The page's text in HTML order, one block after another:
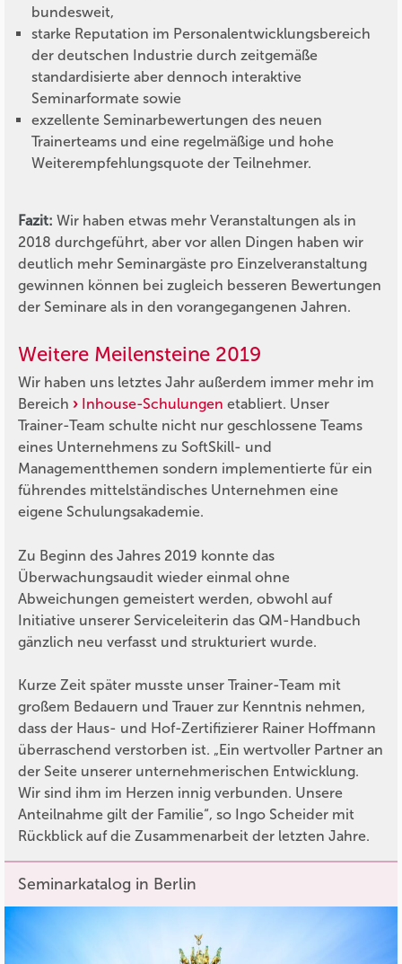
bundesweit,
starke Reputation im Personalentwicklungsbereich
der deutschen Industrie durch zeitgemäße
standardisierte aber dennoch interaktive
Seminarformate sowie
exzellente Seminarbewertungen des neuen
Trainerteams und eine regelmäßige und hohe
Weiterempfehlungsquote der Teilnehmer.
Fazit: Wir haben etwas mehr Veranstaltungen als in
2018 durchgeführt, aber vor allen Dingen haben wir
deutlich mehr Seminargäste pro Einzelveranstaltung
gewinnen können bei zugleich besseren Bewertungen
der Seminare als in den vorangegangenen Jahren.
Weitere Meilensteine 2019
Wir haben uns letztes Jahr außerdem immer mehr im
Bereich
Inhouse-Schulungen etabliert. Unser
Trainer-Team schulte nicht nur geschlossene Teams
eines Unternehmens zu SoftSkill- und
Managementthemen sondern implementierte für ein
führendes mittelständisches Unternehmen eine
eigene Schulungsakademie.
Zu Beginn des Jahres 2019 konnte das
Überwachungsaudit wieder einmal ohne
Abweichungen gemeistert werden, obwohl auf
Initiative unserer Serviceleiterin das QM-Handbuch
gänzlich neu verfasst und strukturiert wurde.
Kurze Zeit später musste unser Trainer-Team mit
großem Bedauern und Trauer zur Kenntnis nehmen,
dass der Haus- und Hof-Zertifizierer Rainer Hoffmann
überraschend verstorben ist. „Ein wertvoller Partner an
der Seite unserer unternehmerischen Entwicklung.
Wir sind ihm im Herzen innig verbunden. Unsere
Anteilnahme gilt der Familie“, so Ingo Scheider mit
Rückblick auf die Zusammenarbeit der letzten Jahre.
Seminarkatalog in Berlin